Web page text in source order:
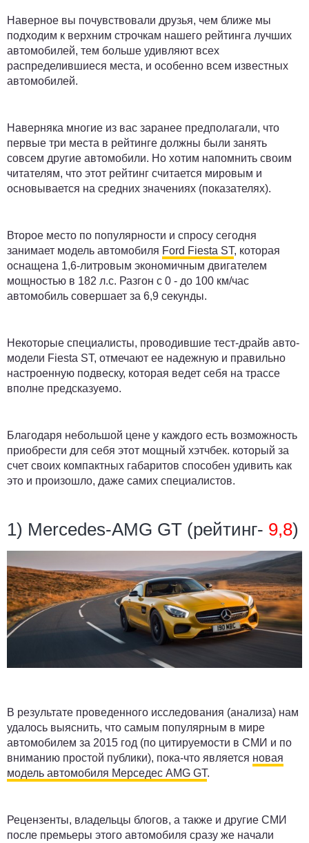
Наверное вы почувствовали друзья, чем ближе мы
подходим к верхним строчкам нашего рейтинга лучших
автомобилей, тем больше удивляют всех
распределившиеся места, и особенно всем известных
автомобилей.
Наверняка многие из вас заранее предполагали, что
первые три места в рейтинге должны были занять
совсем другие автомобили. Но хотим напомнить своим
читателям, что этот рейтинг считается мировым и
основывается на средних значениях (показателях).
Второе место по популярности и спросу сегодня
занимает модель автомобиля Ford Fiesta ST, которая
оснащена 1,6-литровым экономичным двигателем
мощностью в 182 л.с. Разгон с 0 - до 100 км/час
автомобиль совершает за 6,9 секунды.
Некоторые специалисты, проводившие тест-драйв авто-
модели Fiesta ST, отмечают ее надежную и правильно
настроенную подвеску, которая ведет себя на трассе
вполне предсказуемо.
Благодаря небольшой цене у каждого есть возможность
приобрести для себя этот мощный хэтчбек. который за
счет своих компактных габаритов способен удивить как
это и произошло, даже самих специалистов.
1) Mercedes-AMG GT (рейтинг- 9,8)
В результате проведенного исследования (анализа) нам
удалось выяснить, что самым популярным в мире
автомобилем за 2015 год (по цитируемости в СМИ и по
вниманию простой публики), пока-что является новая
модель автомобиля Мерседес AMG GT.
Рецензенты, владельцы блогов, а также и другие СМИ
после премьеры этого автомобиля сразу же начали